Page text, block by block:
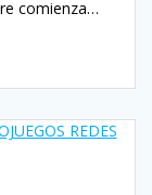
comienza…